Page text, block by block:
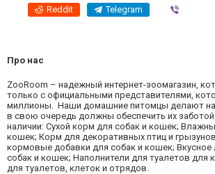
Reddit Telegram
Про нас
ZooRoom – надежный интернет-зоомагазин,
только с официальными представителями,
миллионы. Наши домашние питомцы делают
в свою очередь должны обеспечить их заботой
наличии: Cухой корм для собак и кошек;
кошек; Корм для декоративных птиц и
кормовые добавки для собак и кошек; Вкусное
собак и кошек; Наполнители для туалетов для
для туалетов, клеток и отрядов.